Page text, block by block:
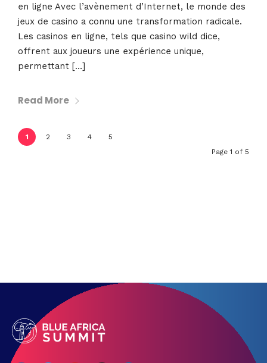
en ligne Avec l’avènement d’Internet, le monde des
jeux de casino a connu une transformation radicale.
Les casinos en ligne, tels que casino wild dice,
offrent aux joueurs une expérience unique,
permettant […]
Read More
1 2 3 4
5
Page 1 of 5